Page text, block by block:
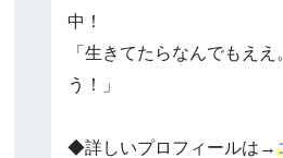
中！
「生きてたらなんでもえ
う！」
◆詳しいプロフィールは→